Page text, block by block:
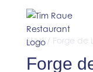
Start/ Forge de
Forge